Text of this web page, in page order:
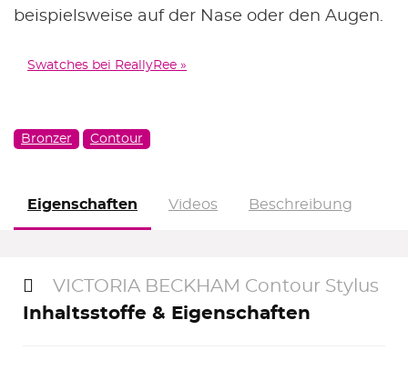
beispielsweise auf der Nase oder den Augen.
Swatches bei ReallyRee »
Bronzer Contour
Eigenschaften Videos Beschreibung
VICTORIA BECKHAM Contour Stylus
Inhaltsstoffe & Eigenschaften